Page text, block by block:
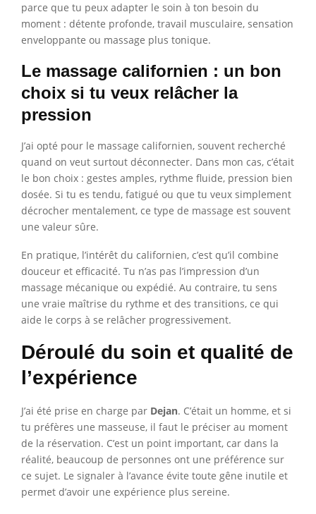
parce que tu peux adapter le soin à ton besoin du
moment : détente profonde, travail musculaire, sensation
enveloppante ou massage plus tonique.
Le massage californien : un bon
choix si tu veux relâcher la
pression
J’ai opté pour le massage californien, souvent recherché
quand on veut surtout déconnecter. Dans mon cas, c’était
le bon choix : gestes amples, rythme fluide, pression bien
dosée. Si tu es tendu, fatigué ou que tu veux simplement
décrocher mentalement, ce type de massage est souvent
une valeur sûre.
En pratique, l’intérêt du californien, c’est qu’il combine
douceur et efficacité. Tu n’as pas l’impression d’un
massage mécanique ou expédié. Au contraire, tu sens
une vraie maîtrise du rythme et des transitions, ce qui
aide le corps à se relâcher progressivement.
Déroulé du soin et qualité de
l’expérience
J’ai été prise en charge par Dejan. C’était un homme, et si
tu préfères une masseuse, il faut le préciser au moment
de la réservation. C’est un point important, car dans la
réalité, beaucoup de personnes ont une préférence sur
ce sujet. Le signaler à l’avance évite toute gêne inutile et
permet d’avoir une expérience plus sereine.